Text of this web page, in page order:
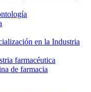
en la Industria
farmacéutica
de farmacia